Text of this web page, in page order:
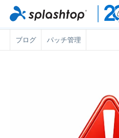
ブログ パッチ管理